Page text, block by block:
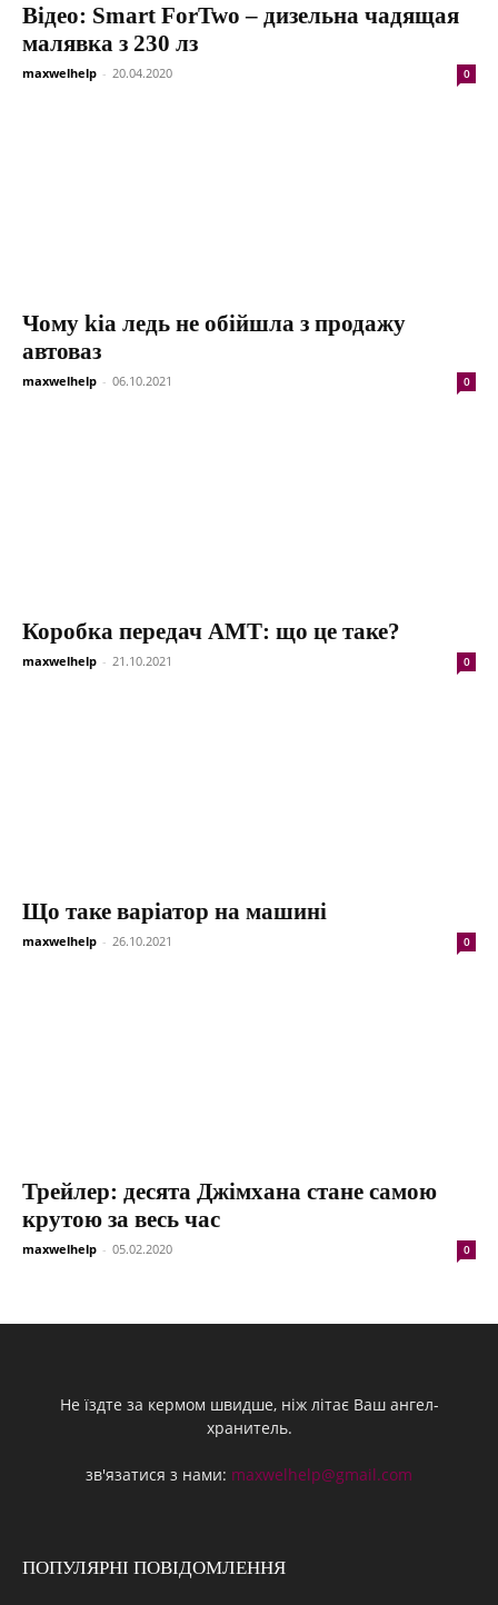
Відео: Smart ForTwo – дизельна чадящая
малявка з 230 лз
maxwelhelp - 20.04.2020 0
Чому kia ледь не обійшла з продажу
автоваз
maxwelhelp - 06.10.2021 0
Коробка передач АМТ: що це таке?
maxwelhelp - 21.10.2021 0
Що таке варіатор на машині
maxwelhelp - 26.10.2021 0
Трейлер: десята Джімхана стане самою
крутою за весь час
maxwelhelp - 05.02.2020 0
Не їздте за кермом швидше, ніж літає Ваш ангел-
хранитель.
зв'язатися з нами: maxwelhelp@gmail.com
ПОПУЛЯРНІ ПОВІДОМЛЕННЯ